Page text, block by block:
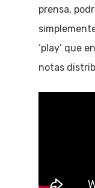
prensa,
‘play’ que
notas